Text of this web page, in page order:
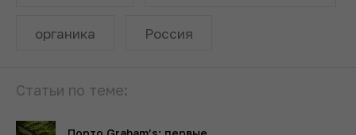
органика Россия
Статьи по теме: